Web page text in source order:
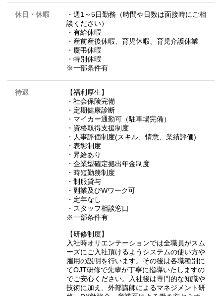
休日・休暇
・週1～5日勤務（時間や日数は面接時にご相
談ください）
・有給休暇
・産前産後休暇、育児休暇、育児介護休業
・慶弔休暇
・特別休暇
※一部条件有
待遇
【福利厚生】
・社会保険完備
・定期健康診断
・マイカー通勤可（駐車場完備）
・資格取得支援制度
・人事評価制度(スキル、情意、業績評価)
・表彰制度
・昇給あり
・企業型確定拠出年金制度
・時短勤務制度
・制服貸与
・副業及びWワーク可
・定年なし
・スタッフ相談窓口
※一部条件有
【研修制度】
入社時オリエンテーションでは全職員がスム
ーズにご入社頂けるようシステムの使い方や
雇用の説明を行います。その後は各職種別に
てOJT研修で先輩が丁寧に指導いたしますの
でご安心ください。入社後は専門的な知識や
技術に加え、外部講師によるマネジメント研